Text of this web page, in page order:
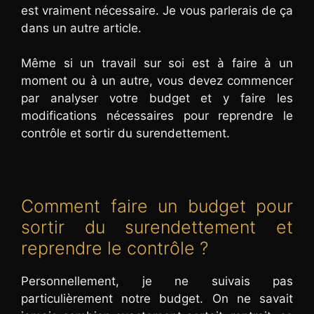
est vraiment nécessaire. Je vous parlerais de ça
dans un autre article.
Même si un travail sur soi est à faire à un
moment ou à un autre, vous devez commencer
par analyser votre budget et y faire les
modifications nécessaires pour reprendre le
contrôle et sortir du surendettement.
Comment faire un budget pour
sortir du surendettement et
reprendre le contrôle ?
Personnellement, je ne suivais pas
particulièrement notre budget. On ne savait